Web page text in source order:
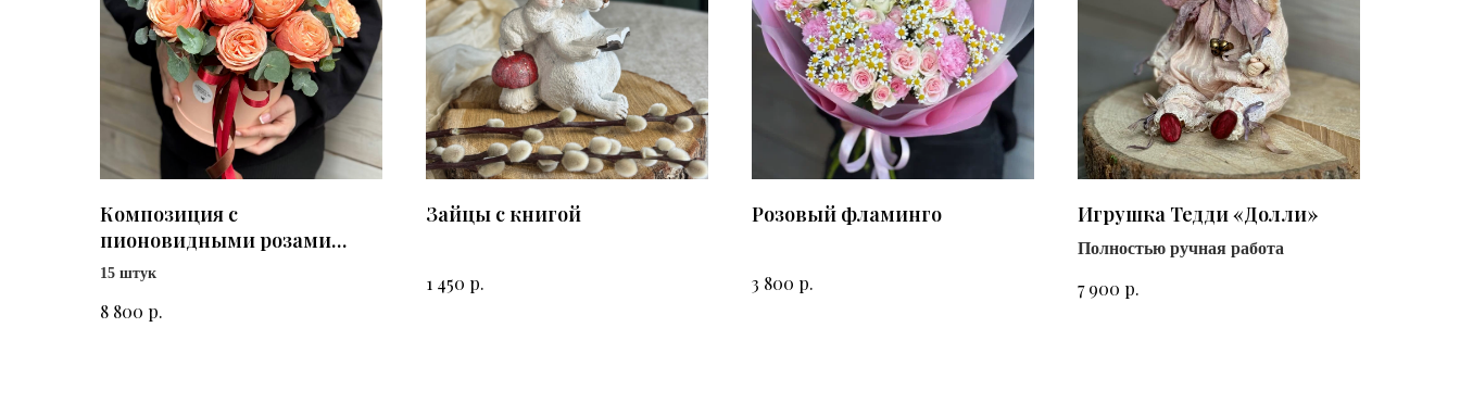
Композиция с
пионовидными розами
Кахала
15 штук
8 800 р.
Зайцы с книгой
1 450 р.
Розовый фламинго
3 800 р.
Игрушка Тедди «Долли»
Полностью ручная работа
7 900 р.